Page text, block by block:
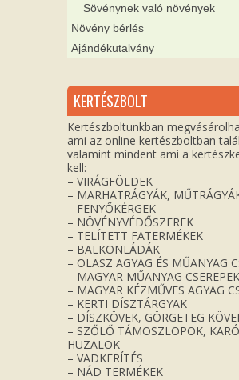
Sövénynek való növények
Növény bérlés
Ajándékutalvány
KERTÉSZBOLT
Kertészboltunkban
ami az online kertészboltban
valamint mindent ami a
kell:
– VIRÁGFÖLDEK
– MARHATRÁGYÁK,
– FENYŐKÉRGEK
– NÖVÉNYVÉDŐSZEREK
– TELÍTETT FATERMÉKEK
– BALKONLÁDÁK
– OLASZ AGYAG ÉS MŰANYAG
– MAGYAR MŰANYAG CSEREPEK
– MAGYAR KÉZMŰVES AGYAG
– KERTI DÍSZTÁRGYAK
– DÍSZKÖVEK, GÖRGETEG
– SZŐLŐ TÁMOSZLOPOK,
HUZALOK
– VADKERÍTÉS
– NÁD TERMÉKEK